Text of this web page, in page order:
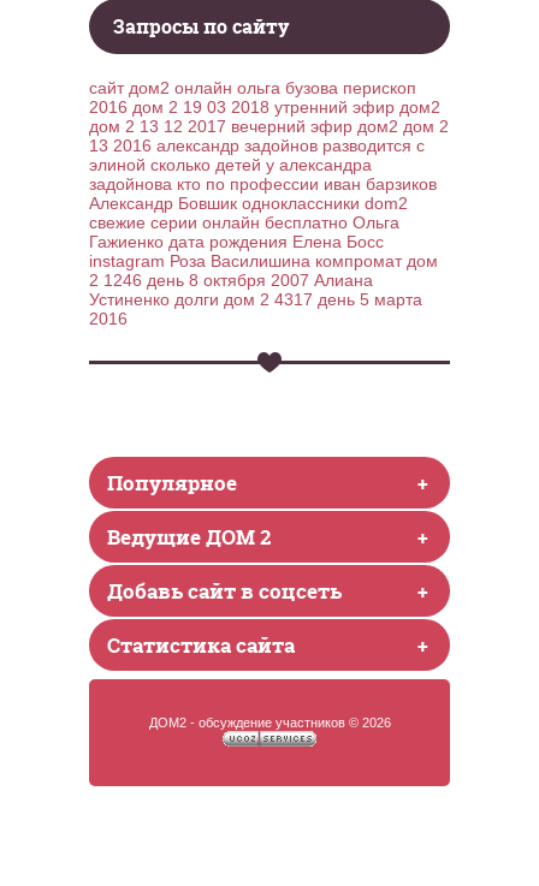
Запросы по сайту
сайт дом2 онлайн ольга бузова перископ
2016 дом 2 19 03 2018 утренний эфир дом2
дом 2 13 12 2017 вечерний эфир дом2 дом 2
13 2016 александр задойнов разводится с
элиной сколько детей у александра
задойнова кто по профессии иван барзиков
Александр Бовшик одноклассники dom2
свежие серии онлайн бесплатно Ольга
Гажиенко дата рождения Елена Босс
instagram Роза Василишина компромат дом
2 1246 день 8 октября 2007 Алиана
Устиненко долги дом 2 4317 день 5 марта
2016
Популярное +
Ведущие ДОМ 2 +
Добавь сайт в соцсеть +
Статистика сайта +
ДОМ2 - обсуждение участников © 2026